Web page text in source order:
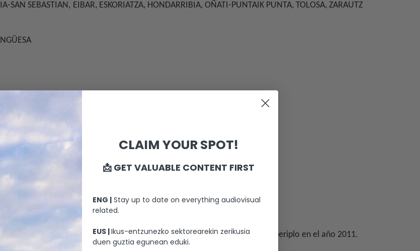
SAN SEBASTIAN, EIBAR, ESKORIATZA, HONDARRIBIA, OÑATI-PUNTAIK PUNTA, TOLOSA, ZARAUTZ
históricas del Mendi Tour, las del 2019, en una oferta que comenzó su periplo en el año 2011.
CLAIM YOUR SPOT!
📩 GET VALUABLE CONTENT FIRST
ENG | Stay up to date on everything audiovisual
related.
EUS |Ikus-entzunezko sektorearekin zerikusia
duen guztia egunean eduki.